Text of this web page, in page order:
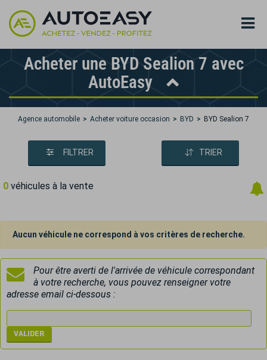
Acheter une BYD Sealion 7 avec
AutoEasy
Agence automobile Acheter voiture occasion BYD BYD Sealion 7
FILTRER TRIER
0 véhicules à la vente
Aucun véhicule ne correspond à vos critères de recherche.
Pour être averti de l'arrivée de véhicule correspondant
à votre recherche, vous pouvez renseigner votre
adresse email ci-dessous :